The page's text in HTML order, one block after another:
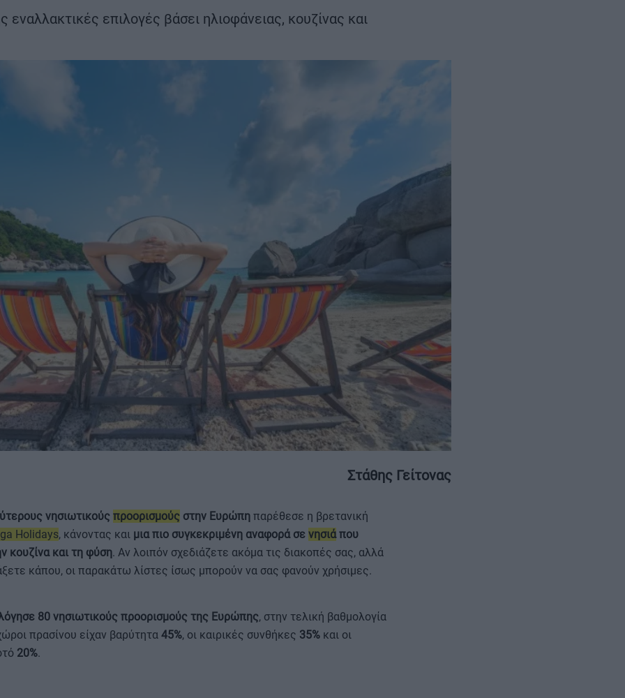
Βαμβακουργίας Βόλου
ΟΡΟΙ ΧΡΗΣΗΣ ΕΠΙΚΟΙΝΩΝΙΑ
εναλλακτικές επιλογές βάσει ηλιοφάνειας, κουζίνας και
Στάθης Γείτονας
νησιωτικούς προορισμούςστην Ευρώπηπαρέθεσε η βρετανική
Holidays, κάνοντας και μια πιο συγκεκριμένη αναφορά σε νησιάπου
κουζίνα και τη φύση. Αν λοιπόν σχεδιάζετε ακόμα τις διακοπές σας, αλλά
κάπου, οι παρακάτω λίστες ίσως μπορούν να σας φανούν χρήσιμες.
80 νησιωτικούς προορισμούς της Ευρώπης, στην τελική βαθμολογία
πρασίνου είχαν βαρύτητα 45%, οι καιρικές συνθήκες 35%και οι
20%.